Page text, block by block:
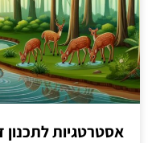
אסטרטגיות